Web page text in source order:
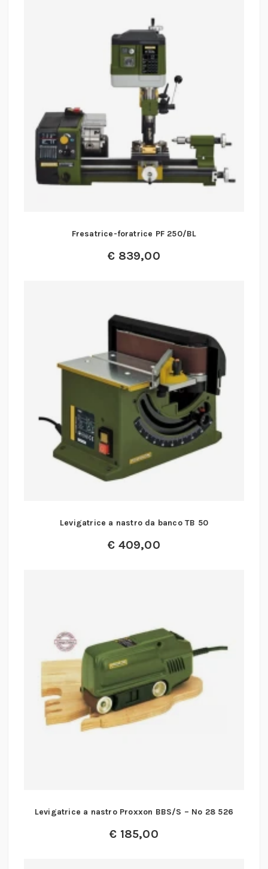
Fresatrice-foratrice PF 250/BL
€ 839,00
Levigatrice a nastro da banco TB 50
€ 409,00
Levigatrice a nastro Proxxon BBS/S – No 28 526
€ 185,00